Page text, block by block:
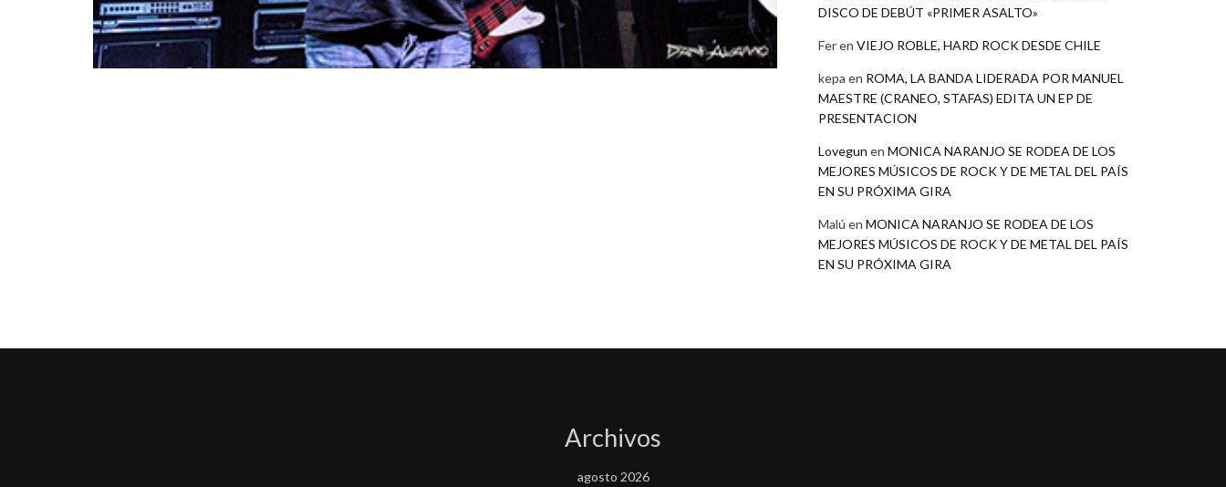
DISCO DE DEBÚT «PRIMER ASALTO»
Feren VIEJO ROBLE, HARD ROCK DESDE CHILE
kepa en ROMA, LA BANDA LIDERADA POR MANUEL
MAESTRE (CRANEO, STAFAS) EDITA UN EP DE
PRESENTACION
Lovegun en MONICA NARANJO SE RODEA DE LOS
MEJORES MÚSICOS DE ROCK Y DE METAL DEL PAÍS
EN SU PRÓXIMA GIRA
Malú en MONICA NARANJO SE RODEA DE LOS
MEJORES MÚSICOS DE ROCK Y DE METAL DEL PAÍS
EN SU PRÓXIMA GIRA
Archivos
agosto 2026